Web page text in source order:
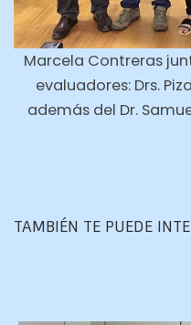
Marcela Contreras
evaluadores: Drs.
además del Dr.
TAMBIÉN TE PUEDE